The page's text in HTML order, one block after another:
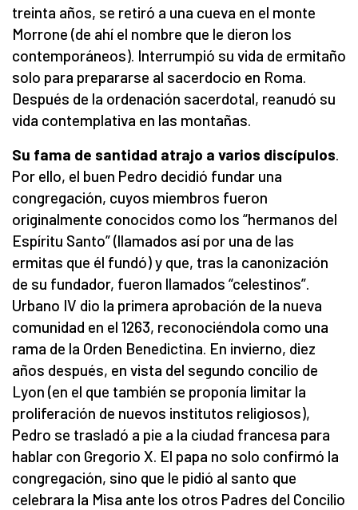
treinta años, se retiró a una cueva en el monte
Morrone (de ahí el nombre que le dieron los
contemporáneos). Interrumpió su vida de ermitaño
solo para prepararse al sacerdocio en Roma.
Después de la ordenación sacerdotal, reanudó su
vida contemplativa en las montañas.
Su fama de santidad atrajo a varios discípulos
Por ello, el buen Pedro decidió fundar una
congregación, cuyos miembros fueron
originalmente conocidos como los “hermanos del
Espíritu Santo” (llamados así por una de las
ermitas que él fundó) y que, tras la canonización
de su fundador, fueron llamados “celestinos”.
Urbano IV dio la primera aprobación de la nueva
comunidad en el 1263, reconociéndola como una
rama de la Orden Benedictina. En invierno, diez
años después, en vista del segundo concilio de
Lyon (en el que también se proponía limitar la
proliferación de nuevos institutos religiosos),
Pedro se trasladó a pie a la ciudad francesa para
hablar con Gregorio X. El papa no solo confirmó la
congregación, sino que le pidió al santo que
celebrara la Misa ante los otros Padres del Concilio